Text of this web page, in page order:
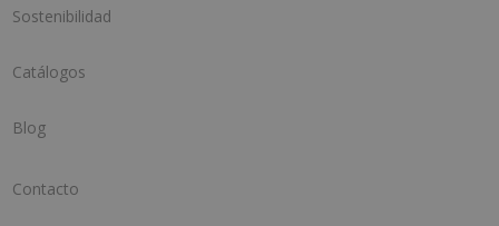
Sostenibilidad
Catálogos
Blog
Contacto